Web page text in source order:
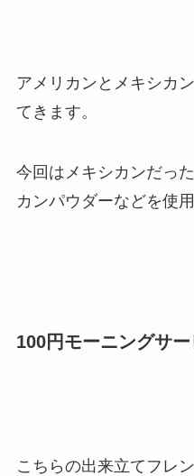
アメリカンとメキシカ
てきます。
今回はメキシカンだっ
カンパウダーなどを使
100円モーニングサー
こちらの出来立てフレ